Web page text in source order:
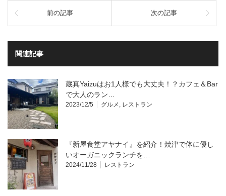
前の記事 次の記事
関連記事
蔵真Yaizuはお1人様でも大丈夫！？カフェ＆Bar
で大人のラン…
2023/12/5 グルメ , レストラン
『新屋食堂アヤナイ』を紹介！焼津で体に優し
いオーガニックランチを…
2024/11/28 レストラン